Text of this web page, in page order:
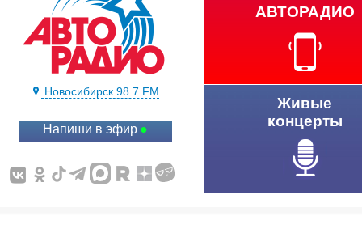
Новосибирск 98.7 FM
Напиши в эфир
АВТОРАДИО
Живые
концерты